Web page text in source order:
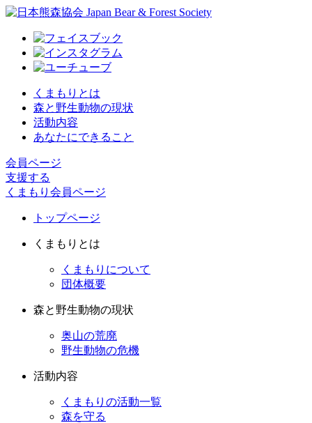
くまもりとは
森と野生動物の現状
活動内容
あなたにできること
会員ページ
支援する
くまもり会員ページ
トップページ
くまもりとは
くまもりについて
団体概要
森と野生動物の現状
奥山の荒廃
野生動物の危機
活動内容
くまもりの活動一覧
森を守る